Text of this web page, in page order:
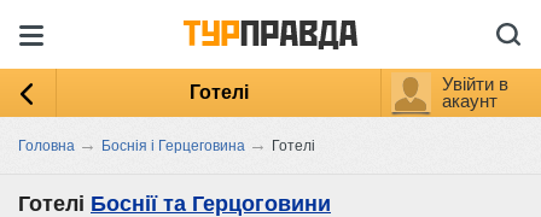
Готелі
Увійти в
акаунт
Головна → Боснія і Герцеговина → Готелі
Готелі Боснії та Герцоговини